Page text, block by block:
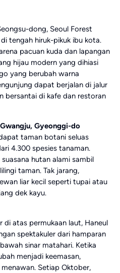
dong, Seoul Forest
tengah hiruk-pikuk ibu kota.
pacuan kuda dan lapangan
hijau modern yang dihiasi
yang berubah warna
dapat berjalan di jalur
bersantai di kafe dan restoran
Gyeonggi-do
taman botani seluas
4.300 spesies tanaman.
hutan alami sambil
taman. Tak jarang,
liar kecil seperti tupai atau
dek kayu.
atas permukaan laut, Haneul
spektakuler dari hamparan
sinar matahari. Ketika
menjadi keemasan,
Setiap Oktober,